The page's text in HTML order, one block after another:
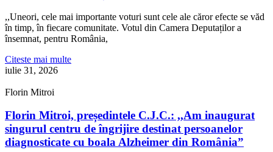
,,Uneori, cele mai importante voturi sunt cele ale căror efecte se văd
în timp, în fiecare comunitate. Votul din Camera Deputaților a
însemnat, pentru România,
Citeste mai multe
iulie 31, 2026
Florin Mitroi
Florin Mitroi, președintele C.J.C.: ,,Am inaugurat
singurul centru de îngrijire destinat persoanelor
diagnosticate cu boala Alzheimer din România”